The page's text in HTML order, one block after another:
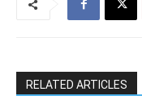
RELATED ARTICLES